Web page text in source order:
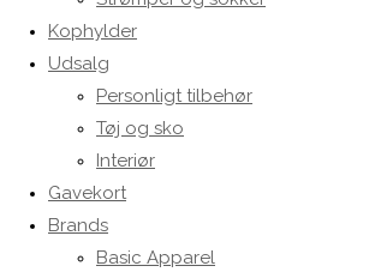
Kophylder
Udsalg
Personligt tilbehør
Tøj og sko
Interiør
Gavekort
Brands
Basic Apparel